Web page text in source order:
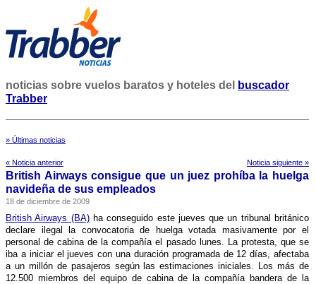
noticias sobre vuelos baratos y hoteles del
buscador
Trabber
» Últimas noticias
« Noticia anterior Noticia siguiente »
British Airways consigue que un juez prohí­ba la huelga
navideña de sus empleados
18 de diciembre de 2009
British Airways (BA)ha conseguido este jueves que un tribunal británico
declare ilegal la convocatoria de huelga votada masivamente por el
personal de cabina de la compañí­a el pasado lunes. La protesta, que se
iba a iniciar el jueves con una duración programada de 12 dí­as, afectaba
a un millón de pasajeros según las estimaciones iniciales. Los más de
12.500 miembros del equipo de cabina de la compañí­a bandera de la